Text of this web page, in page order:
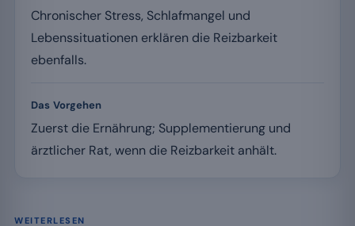
Chronischer Stress, Schlafmangel und
Lebenssituationen erklären die Reizbarkeit
ebenfalls.
Das Vorgehen
Zuerst die Ernährung; Supplementierung und
ärztlicher Rat, wenn die Reizbarkeit anhält.
WEITERLESEN